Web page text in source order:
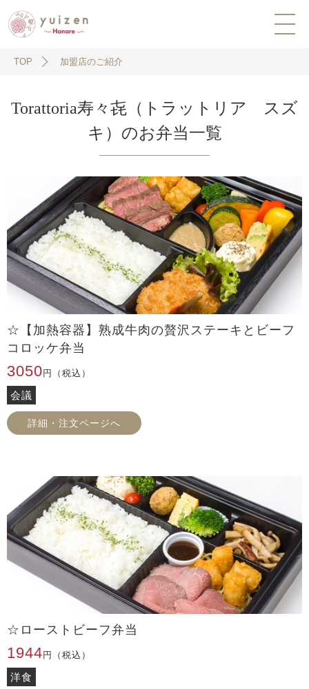
TOP 加盟店のご紹介
Torattoria寿々㐂（トラットリア スズ
キ）のお弁当一覧
☆【加熱容器】熟成牛肉の贅沢ステーキとビーフ
コロッケ弁当
3050 円（税込）
会議
詳細・注文ページへ
☆ローストビーフ弁当
1944 円（税込）
洋食